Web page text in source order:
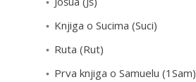
Knjiga o Sucima (Suci)
Ruta (Rut)
Prva knjiga o Samuelu (1Sam)